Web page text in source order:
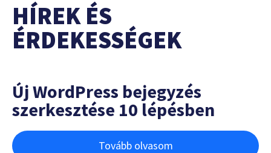
HÍREK ÉS
ÉRDEKESSÉGEK
Új WordPress bejegyzés
szerkesztése 10 lépésben
Tovább olvasom